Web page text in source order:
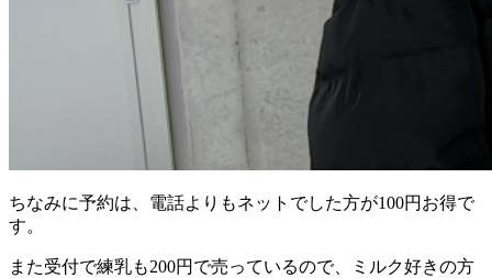
ちなみに予約は、電話よりもネットでした方が100円お得で
す。
また受付で練乳も200円で売っているので、ミルク好きの方